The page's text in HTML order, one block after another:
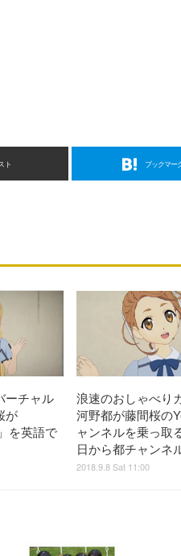
ト ブックマー
ーチャル
が
を英語で
浪速のおしゃべり
河野都が藤間桜の
ャンネルを乗っ取
日から都チャンネ
2018.9.8 Sat 11:00